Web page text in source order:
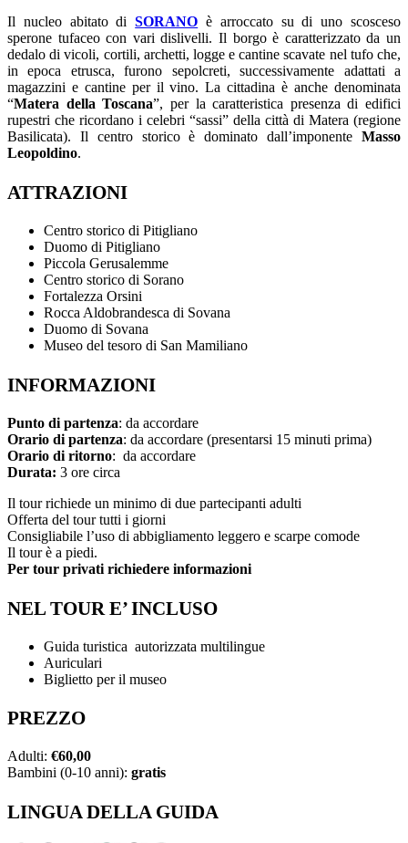
Il nucleo abitato diSORANO è arroccato su di uno scosceso
sperone tufaceo con vari dislivelli. Il borgo è caratterizzato da un
dedalo di vicoli, cortili, archetti, logge e cantine scavate nel tufo che,
in epoca etrusca, furono sepolcreti, successivamente adattati a
magazzini e cantine per il vino. La cittadina è anche denominata
“Matera della Toscana”, per la caratteristica presenza di edifici
rupestri che ricordano i celebri “sassi” della città di Matera (regione
Basilicata). Il centro storico è dominato dall’imponente Masso
Leopoldino.
ATTRAZIONI
Centro storico di Pitigliano
Duomo di Pitigliano
Piccola Gerusalemme
Centro storico di Sorano
Fortalezza Orsini
Rocca Aldobrandesca di Sovana
Duomo di Sovana
Museo del tesoro di San Mamiliano
INFORMAZIONI
Punto di partenza: da accordare
Orario di partenza: da accordare (presentarsi 15 minuti prima)
Orario di ritorno: da accordare
Durata: 3 ore circa
Il tour richiede un minimo di due partecipanti adulti
Offerta del tour tutti i giorni
Consigliabile l’uso di abbigliamento leggero e scarpe comode
Il tour è a piedi.
Per tour privati richiedere informazioni
NEL TOUR E’ INCLUSO
Guida turistica autorizzata multilingue
Auriculari
Biglietto per il museo
PREZZO
Adulti: €60,00
Bambini (0-10 anni): gratis
LINGUA DELLA GUIDA